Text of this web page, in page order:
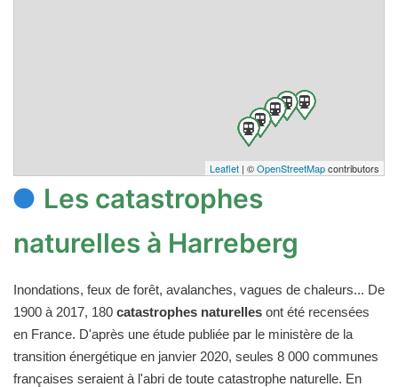
Leaflet | ©OpenStreetMapcontributors
Les catastrophes
naturelles à Harreberg
Inondations, feux de forêt, avalanches, vagues de chaleurs... De
1900 à 2017, 180 catastrophes naturelles ont été recensées
en France. D'après une étude publiée par le ministère de la
transition énergétique en janvier 2020, seules 8 000 communes
françaises seraient à l'abri de toute catastrophe naturelle. En